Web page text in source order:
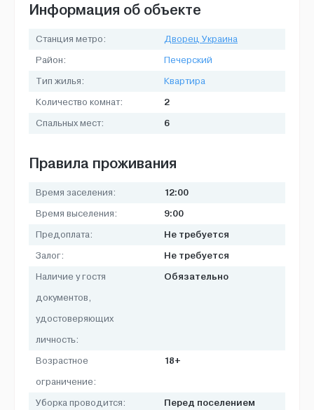
Информация об объекте
Станция метро:
Дворец Украина
Район:
Печерский
Тип жилья:
Квартира
Количество комнат:
2
Спальных мест: 6
Правила проживания
Время заселения: 12:00
Время выселения: 9:00
Предоплата: Не требуется
Залог: Не требуется
Наличие у гостя
документов,
удостоверяющих
личность:
Обязательно
Возрастное
ограничение:
18+
Уборка проводится: Перед поселением